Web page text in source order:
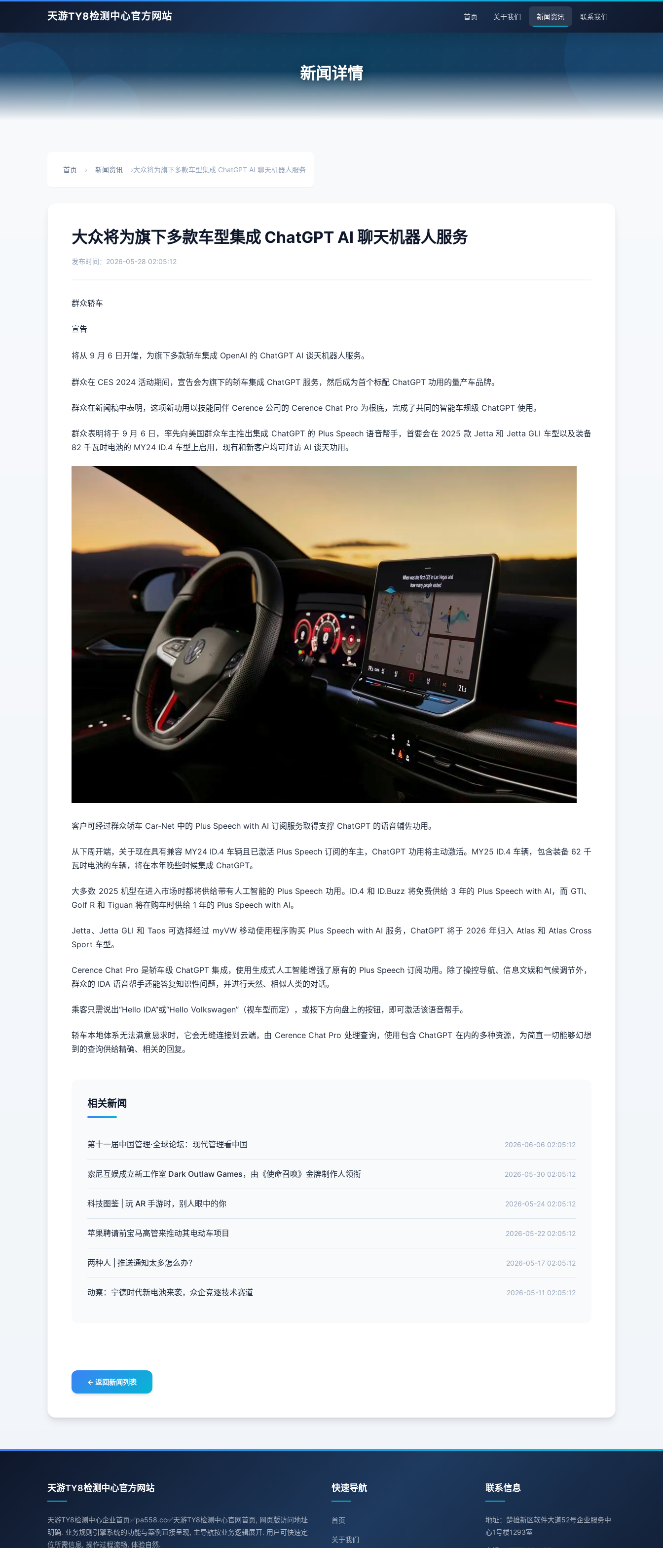
天游TY8检测中心官方网站 首页 关于我们 新闻资讯 联系我们
新闻详情
首页 › 新闻资讯 ›大众将为旗下多款车型集成 ChatGPT AI 聊天机器人服务
大众将为旗下多款车型集成 ChatGPT AI 聊天机器人服务
发布时间：2026-05-28 02:05:12
群众轿车
宣告
将从 9 月 6 日开端，为旗下多款轿车集成 OpenAI 的 ChatGPT AI 谈天机器人服务。
群众在 CES 2024 活动期间，宣告会为旗下的轿车集成 ChatGPT 服务，然后成为首个标配 ChatGPT 功用的量产车品牌。
群众在新闻稿中表明，这项新功用以技能同伴 Cerence 公司的 Cerence Chat Pro 为根底，完成了共同的智能车规级 ChatGPT 使用。
群众表明将于 9 月 6 日，率先向美国群众车主推出集成 ChatGPT 的 Plus Speech 语音帮手，首要会在 2025 款 Jetta 和 Jetta GLI 车型以及装备
82 千瓦时电池的 MY24 ID.4 车型上启用，现有和新客户均可拜访 AI 谈天功用。
客户可经过群众轿车 Car-Net 中的 Plus Speech with AI 订阅服务取得支撑 ChatGPT 的语音辅佐功用。
从下周开端，关于现在具有兼容 MY24 ID.4 车辆且已激活 Plus Speech 订阅的车主，ChatGPT 功用将主动激活。MY25 ID.4 车辆，包含装备 62 千
瓦时电池的车辆，将在本年晚些时候集成 ChatGPT。
大多数 2025 机型在进入市场时都将供给带有人工智能的 Plus Speech 功用。ID.4 和 ID.Buzz 将免费供给 3 年的 Plus Speech with AI，而 GTI、
Golf R 和 Tiguan 将在购车时供给 1 年的 Plus Speech with AI。
Jetta、Jetta GLI 和 Taos 可选择经过 myVW 移动使用程序购买 Plus Speech with AI 服务，ChatGPT 将于 2026 年归入 Atlas 和 Atlas Cross
Sport 车型。
Cerence Chat Pro 是轿车级 ChatGPT 集成，使用生成式人工智能增强了原有的 Plus Speech 订阅功用。除了操控导航、信息文娱和气候调节外，
群众的 IDA 语音帮手还能答复知识性问题，并进行天然、相似人类的对话。
乘客只需说出“Hello IDA”或“Hello Volkswagen”（视车型而定），或按下方向盘上的按钮，即可激活该语音帮手。
轿车本地体系无法满意恳求时，它会无缝连接到云端，由 Cerence Chat Pro 处理查询，使用包含 ChatGPT 在内的多种资源，为简直一切能够幻想
到的查询供给精确、相关的回复。
相关新闻
第十一届中国管理·全球论坛：现代管理看中国 2026-06-06 02:05:12
索尼互娱成立新工作室 Dark Outlaw Games，由《使命召唤》金牌制作人领衔 2026-05-30 02:05:12
科技图鉴 | 玩 AR 手游时，别人眼中的你 2026-05-24 02:05:12
苹果聘请前宝马高管来推动其电动车项目 2026-05-22 02:05:12
两种人 | 推送通知太多怎么办？ 2026-05-17 02:05:12
动察：宁德时代新电池来袭，众企竞逐技术赛道 2026-05-11 02:05:12
← 返回新闻列表
天游TY8检测中心官方网站
天游TY8检测中心企业首页✅pa558.cc✅天游TY8检测中心官网首页, 网页版访问地址
明确. 业务规则引擎系统的功能与案例直接呈现, 主导航按业务逻辑展开. 用户可快速定
位所需信息, 操作过程流畅, 体验自然.
快速导航
首页
关于我们
联系信息
地址：楚雄新区软件大道52号企业服务中
心1号楼1293室